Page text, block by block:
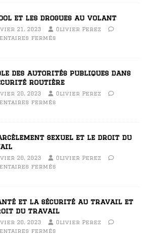
et les drogues au volant
21, 2023
Olivier Perez
fermés
des autorités publiques dans
routière
20, 2023
Olivier Perez
fermés
sexuel et le droit du
20, 2023
Olivier Perez
fermés
et la sécurité au travail et
du travail
20, 2023
Olivier Perez
fermés